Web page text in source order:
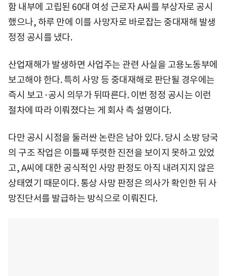
함 내부에 고립된 60대 여성 근로자 A씨를 부상자로 공시
했으나, 하루 만에 이를 사망자로 바로잡는 중대재해 발생
정정 공시를 냈다.
산업재해가 발생하면 사업주는 관련 사실을 고용노동부에
보고해야 한다. 특히 사망 등 중대재해로 판단될 경우에는
즉시 보고·공시 의무가 뒤따른다. 이번 정정 공시는 이런
절차에 따라 이뤄졌다는 게 회사 측 설명이다.
다만 공시 시점을 둘러싼 논란은 남아 있다. 당시 소방 당국
의 구조 작업은 이틀째 뚜렷한 진전을 보이지 못하고 있었
고, A씨에 대한 공식적인 사망 판정도 아직 내려지지 않은
상태였기 때문이다. 통상 사망 판정은 의사가 확인한 뒤 사
망진단서를 발급하는 방식으로 이뤄진다.